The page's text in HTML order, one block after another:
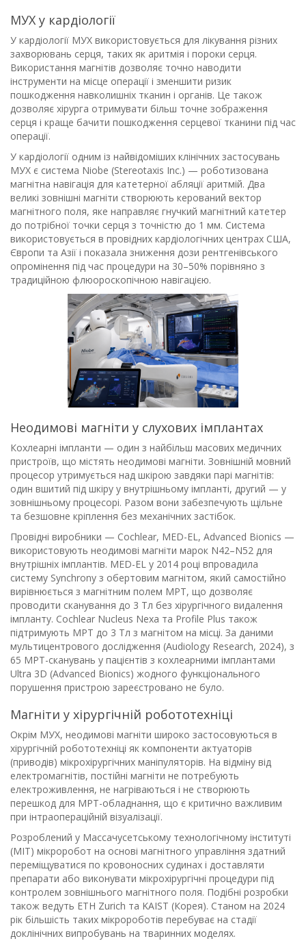
МУХ у кардіології
У кардіології МУХ використовується для лікування різних
захворювань серця, таких як аритмія і пороки серця.
Використання магнітів дозволяє точно наводити
інструменти на місце операції і зменшити ризик
пошкодження навколишніх тканин і органів. Це також
дозволяє хірурга отримувати більш точне зображення
серця і краще бачити пошкодження серцевої тканини під час
операції.
У кардіології одним із найвідоміших клінічних застосувань
МУХ є система Niobe (Stereotaxis Inc.) — роботизована
магнітна навігація для катетерної абляції аритмій. Два
великі зовнішні магніти створюють керований вектор
магнітного поля, яке направляє гнучкий магнітний катетер
до потрібної точки серця з точністю до 1 мм. Система
використовується в провідних кардіологічних центрах США,
Європи та Азії і показала зниження дози рентгенівського
опромінення під час процедури на 30–50% порівняно з
традиційною флюороскопічною навігацією.
Неодимові магніти у слухових імплантах
Кохлеарні імпланти — один з найбільш масових медичних
пристроїв, що містять неодимові магніти. Зовнішній мовний
процесор утримується над шкірою завдяки парі магнітів:
один вшитий під шкіру у внутрішньому імпланті, другий — у
зовнішньому процесорі. Разом вони забезпечують щільне
та безшовне кріплення без механічних застібок.
Провідні виробники — Cochlear, MED-EL, Advanced Bionics —
використовують неодимові магніти марок N42–N52 для
внутрішніх імплантів. MED-EL у 2014 році впровадила
систему Synchrony з обертовим магнітом, який самостійно
вирівнюється з магнітним полем МРТ, що дозволяє
проводити сканування до 3 Тл без хірургічного видалення
імпланту. Cochlear Nucleus Nexa та Profile Plus також
підтримують МРТ до 3 Тл з магнітом на місці. За даними
мультицентрового дослідження (Audiology Research, 2024), з
65 МРТ-сканувань у пацієнтів з кохлеарними імплантами
Ultra 3D (Advanced Bionics) жодного функціонального
порушення пристрою зареєстровано не було.
Магніти у хірургічній робототехніці
Окрім МУХ, неодимові магніти широко застосовуються в
хірургічній робототехніці як компоненти актуаторів
(приводів) мікрохірургічних маніпуляторів. На відміну від
електромагнітів, постійні магніти не потребують
електроживлення, не нагріваються і не створюють
перешкод для МРТ-обладнання, що є критично важливим
при інтраопераційній візуалізації.
Розроблений у Массачусетському технологічному інституті
(MIT) мікроробот на основі магнітного управління здатний
переміщуватися по кровоносних судинах і доставляти
препарати або виконувати мікрохірургічні процедури під
контролем зовнішнього магнітного поля. Подібні розробки
також ведуть ETH Zurich та KAIST (Корея). Станом на 2024
рік більшість таких мікророботів перебуває на стадії
доклінічних випробувань на тваринних моделях.